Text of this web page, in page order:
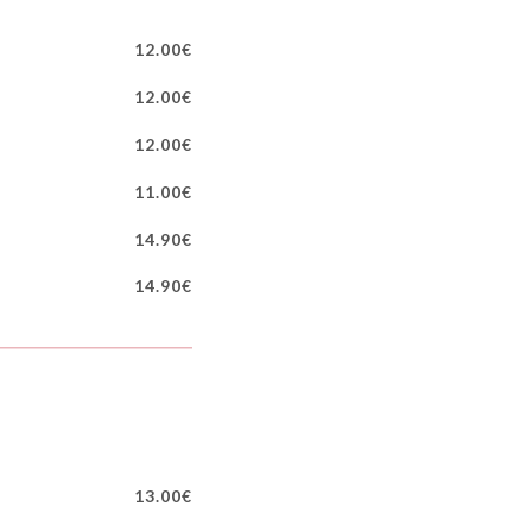
12.00€
12.00€
12.00€
11.00€
14.90€
14.90€
13.00€